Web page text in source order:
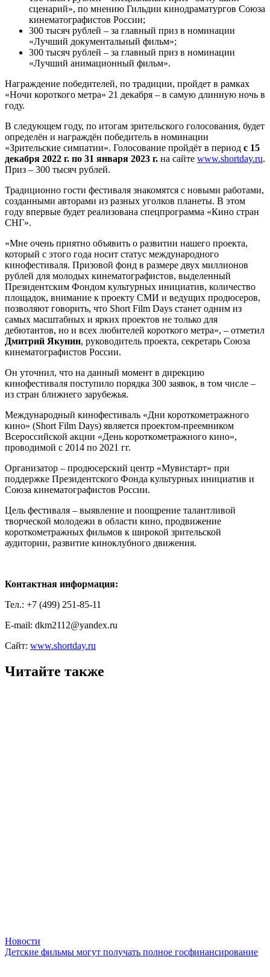
сценарий», по мнению Гильдии кинодраматургов Союза
кинематографистов России;
300 тысяч рублей – за главный приз в номинации
«Лучший документальный фильм»;
300 тысяч рублей – за главный приз в номинации
«Лучший анимационный фильм».
Награждение победителей, по традиции, пройдет в рамках
«Ночи короткого метра» 21 декабря – в самую длинную ночь в
году.
В следующем году, по итогам зрительского голосования, будет
определён и награждён победитель в номинации
«Зрительские симпатии». Голосование пройдёт в период с 15
декабря 2022 г. по 31 января 2023 г. на сайте www.shortday.ru.
Приз – 300 тысяч рублей.
Традиционно гости фестиваля знакомятся с новыми работами,
созданными авторами из разных уголков планеты. В этом
году впервые будет реализована спецпрограмма «Кино стран
СНГ».
«Мне очень приятно объявить о развитии нашего проекта,
который с этого года носит статус международного
кинофестиваля. Призовой фонд в размере двух миллионов
рублей для молодых кинематографистов, выделенный
Президентским Фондом культурных инициатив, количество
площадок, внимание к проекту СМИ и ведущих продюсеров,
позволяют говорить, что Short Film Days станет одним из
самых масштабных и ярких проектов не только для
дебютантов, но и всех любителей короткого метра», – отметил
Дмитрий Якунин, руководитель проекта, секретарь Союза
кинематографистов России.
Он уточнил, что на данный момент в дирекцию
кинофестиваля поступило порядка 300 заявок, в том числе –
из стран ближнего зарубежья.
Международный кинофестиваль «Дни короткометражного
кино» (Short Film Days) является проектом-преемником
Всероссийской акции «День короткометражного кино»,
проводимой с 2014 по 2021 гг.
Организатор – продюсерский центр «Мувистарт» при
поддержке Президентского Фонда культурных инициатив и
Союза кинематографистов России.
Цель фестиваля – выявление и поощрение талантливой
творческой молодежи в области кино, продвижение
короткометражных фильмов к широкой зрительской
аудитории, развитие киноклубного движения.
Контактная информация:
Тел.: +7 (499) 251-85-11
E-mail: dkm2112@yandex.ru
Сайт: www.shortday.ru
Читайте также
Новости
Детские фильмы могут получать полное госфинансирование